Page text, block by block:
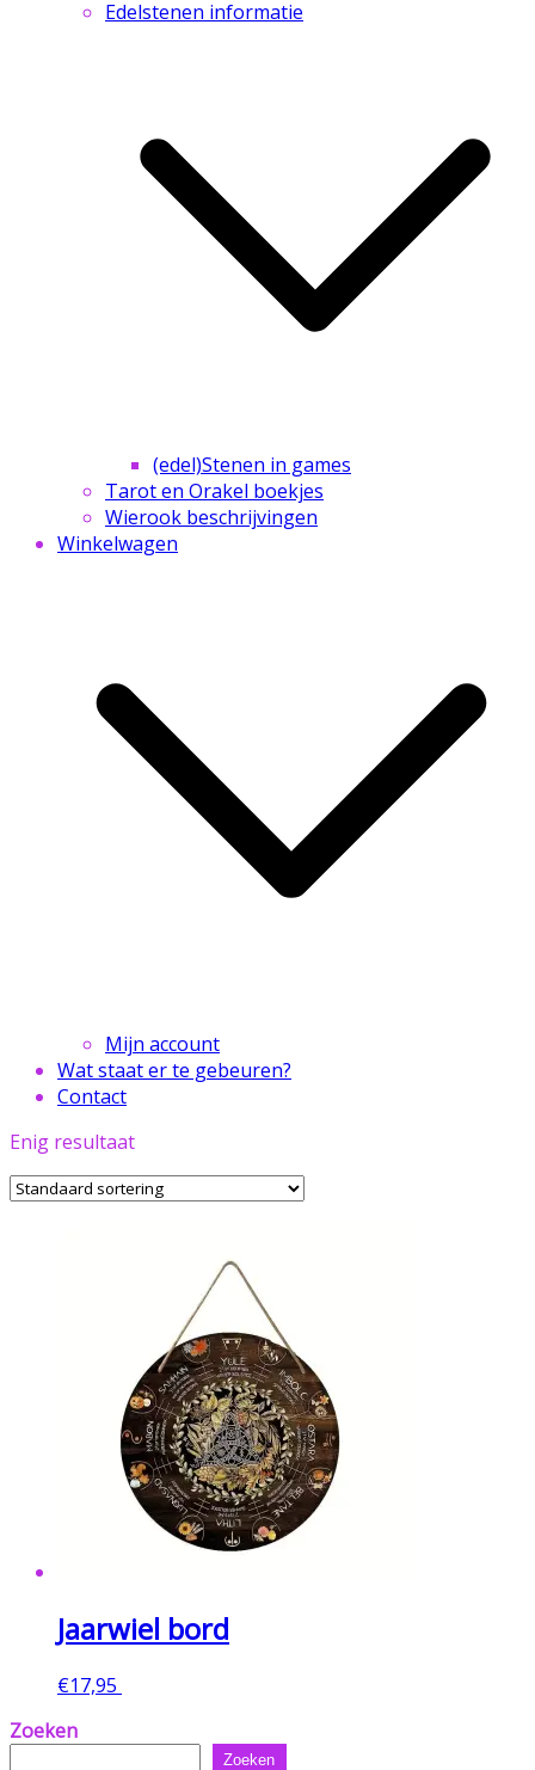
Edelstenen informatie
(edel)Stenen in games
Tarot en Orakel boekjes
Wierook beschrijvingen
Winkelwagen
Mijn account
Wat staat er te gebeuren?
Contact
Enig resultaat
Jaarwiel bord
€17,95
Zoeken
Zoeken